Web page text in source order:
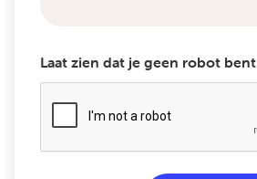
Laat zien dat je geen robot bent